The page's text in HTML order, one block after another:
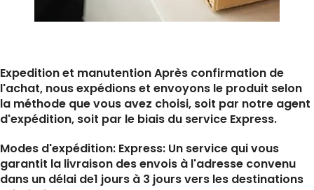
Expedition et manutention Après confirmation de
l'achat, nous expédions et envoyons le produit selon
la méthode que vous avez choisi, soit par notre agent
d'expédition, soit par le biais du service Express.
Modes d'expédition: Express: Un service qui vous
garantit la livraison des envois à l'adresse convenu
dans un délai de1 jours à 3 jours vers les destinations